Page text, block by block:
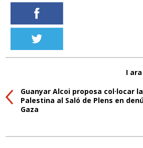
I
Guanyar Alcoi proposa col·locar
Palestina al Saló de Plens en
Gaza